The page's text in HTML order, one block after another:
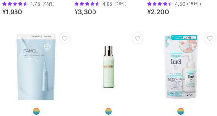
4.75 （93件）
¥1,980
4.65 （26件）
¥3,300
4.50（181件）
¥2,200